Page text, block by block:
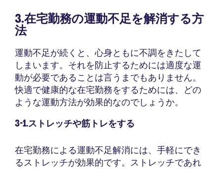
3.在宅勤務の運動不足を解消する方
法
運動不足が続くと、心身ともに不調をきたして
しまいます。それを防止するためには適度な運
動が必要であることは言うまでもありません。
快適で健康的な在宅勤務をするためには、どの
ような運動方法が効果的なのでしょうか。
3-1.ストレッチや筋トレをする
在宅勤務による運動不足解消には、手軽にでき
るストレッチが効果的です。ストレッチであれ